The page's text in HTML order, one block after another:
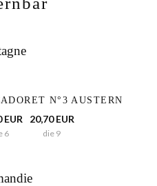
N°3 AUSTERN
EUR
6
20,70 EUR
die 9